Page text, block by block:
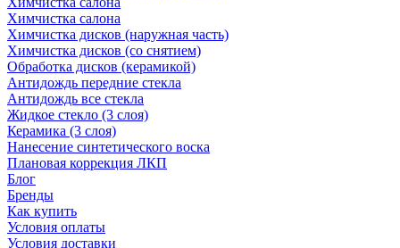
Химчистка салона
Химчистка дисков (наружная часть)
Химчистка дисков (со снятием)
Обработка дисков (керамикой)
Антидождь передние стекла
Антидождь все стекла
Жидкое стекло (3 слоя)
Керамика (3 слоя)
Нанесение синтетического воска
Плановая коррекция ЛКП
Блог
Бренды
Как купить
Условия оплаты
Условия доставки